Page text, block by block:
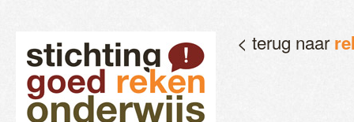
< terug naar